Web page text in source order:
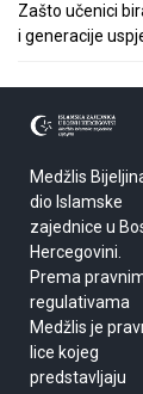
Zašto učenici
i generacije
Medžlis
dio Islamske
zajednice u
Hercegovini.
Prema
regulativama
Medžlis je
lice kojeg
predstavljaju